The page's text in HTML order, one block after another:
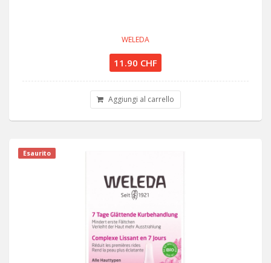
WELEDA
11.90 CHF
Aggiungi al carrello
Esaurito